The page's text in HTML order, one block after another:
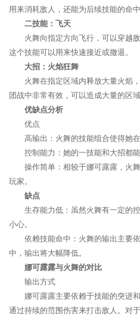
用来消耗敌人，还能为后续技能的命中
二技能：飞天
火舞向指定方向飞行，可以穿越
这个技能可以用来快速接近或撤退。
大招：火焰狂舞
火舞在指定区域内释放大量火焰
团战中非常有效，可以造成大量的区域
优缺点分析
优点
高输出：火舞的技能组合使得她
控制能力：她的一技能和大招都
操作简单：相较于娜可露露，火
玩家。
缺点
生存能力低：虽然火舞有一定的
小心。
依赖技能命中：火舞的输出主要
中，输出将大幅降低。
娜可露露与火舞的对比
输出方式
娜可露露主要依赖于技能的突进
通过持续的范围伤害来打击敌人。对